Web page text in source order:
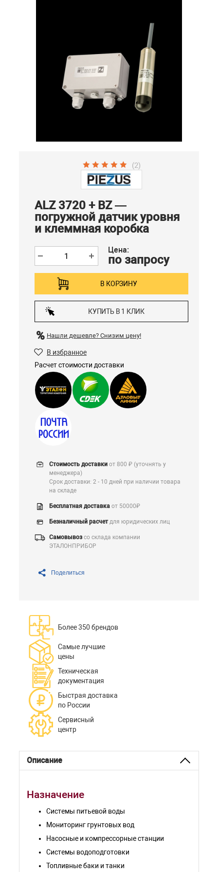
(2)
ALZ 3720 + BZ —
погружной датчик уровня
и клеммная коробка
Цена:
по запросу
В КОРЗИНУ
КУПИТЬ В 1 КЛИК
Нашли дешевле? Снизим цену!
В избранное
Расчет стоимости доставки
Стоимость доставки от 800 ₽ (уточнять у
менеджера)
Срок доставки: 2 - 10 дней при наличии товара
на складе
Бесплатная доставка от 50000₽
Безналичный расчетдля юридических лиц
Самовывозсо склада компании
ЭТАЛОНПРИБОР
Поделиться
Более 350 брендов
Самые лучшие
цены
Техническая
документация
Быстрая доставка
по России
Сервисный
центр
Описание
Назначение
Системы питьевой воды
Мониторинг грунтовых вод
Насосные и компрессорные станции
Системы водоподготовки
Топливные баки и танки